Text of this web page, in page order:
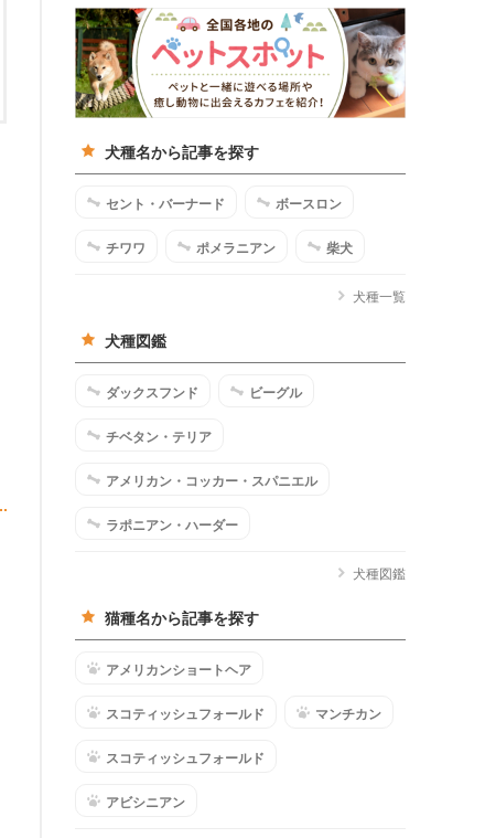
犬種名から記事を探す
セント・バーナード ボースロン
チワワ ポメラニアン 柴犬
犬種一覧
犬種図鑑
ダックスフンド ビーグル
チベタン・テリア
アメリカン・コッカー・スパニエル
ラポニアン・ハーダー
犬種図鑑
猫種名から記事を探す
アメリカンショートヘア
スコティッシュフォールド マンチカン
スコティッシュフォールド
アビシニアン